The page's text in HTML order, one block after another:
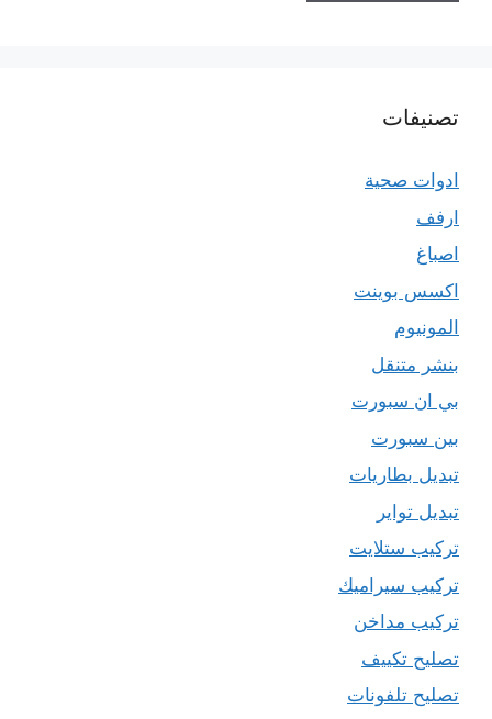
تصنيفات
ادوات صحية
ارفف
اصباغ
اكسس بوينت
المونيوم
بنشر متنقل
بي ان سبورت
بين سبورت
تبديل بطاريات
تبديل تواير
تركيب ستلايت
تركيب سيراميك
تركيب مداخن
تصليح تكييف
تصليح تلفونات